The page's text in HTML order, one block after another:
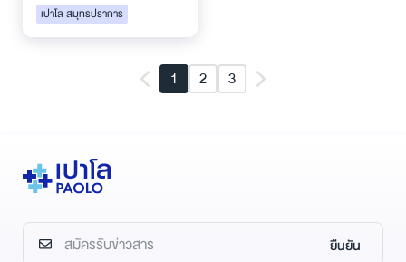
เปาโล สมุทรปราการ
1 2 3
ยืนยัน